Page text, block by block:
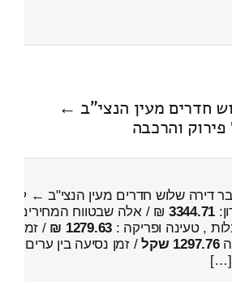
חדרים מעין הנצי"ב ←
והרכבה
דירה שלוש חדרים מעין הנצי"ב ←
3344.71 ₪ / אלה שבטווח המחירים
, טעינה ופריקה : 1279.63 ₪ / זמן :
1297.76 שקל / זמן נסיעה בין ערים
[…]